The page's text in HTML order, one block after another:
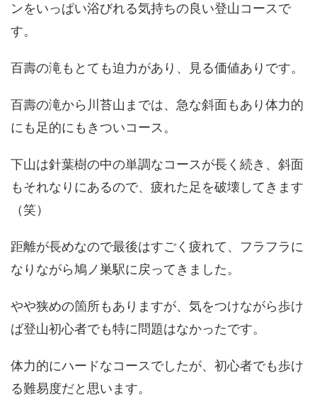
ンをいっぱい浴びれる気持ちの良い登山コースで
す。
百壽の滝もとても迫力があり、見る価値ありです。
百壽の滝から川苔山までは、急な斜面もあり体力的
にも足的にもきついコース。
下山は針葉樹の中の単調なコースが長く続き、斜面
もそれなりにあるので、疲れた足を破壊してきます
（笑）
距離が長めなので最後はすごく疲れて、フラフラに
なりながら鳩ノ巣駅に戻ってきました。
やや狭めの箇所もありますが、気をつけながら歩け
ば登山初心者でも特に問題はなかったです。
体力的にハードなコースでしたが、初心者でも歩け
る難易度だと思います。